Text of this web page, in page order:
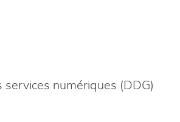
numériques (DDG)